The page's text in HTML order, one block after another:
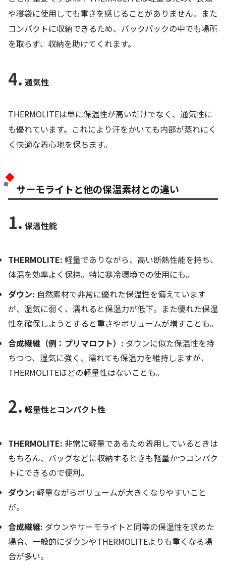
や寝袋に使用しても重さを感じることがありません。また
コンパクトに収納できるため、バックパックの中でも場所
を取らず、収納を助けてくれます。
4. 通気性
THERMOLITEは単に保温性が高いだけでなく、通気性に
も優れています。これにより汗をかいても内部が蒸れにく
く快適な着心地を保ちます。
サーモライトと他の保温素材との違い
1. 保温性能
THERMOLITE: 軽量でありながら、高い断熱性能を持ち、
体温を効率よく保持。特に寒冷環境での使用にも。
ダウン: 自然素材で非常に優れた保温性を備えています
が、湿気に弱く、濡れると保温力が低下。また優れた保温
性を確保しようとすると重さやボリュームが増すことも。
合成繊維（例：プリマロフト）: ダウンに似た保温性を持
ちつつ、湿気に強く、濡れても保温力を維持しますが、
THERMOLITEほどの軽量性はないことも。
2. 軽量性とコンパクト性
THERMOLITE: 非常に軽量であるため着用しているときは
もちろん、バッグなどに収納するときも軽量かつコンパク
トにできるので便利。
ダウン: 軽量ながらボリュームが大きくなりやすいこと
が。
合成繊維: ダウンやサーモライトと同等の保温性を求めた
場合、一般的にダウンやTHERMOLITEよりも重くなる場
合が多い。